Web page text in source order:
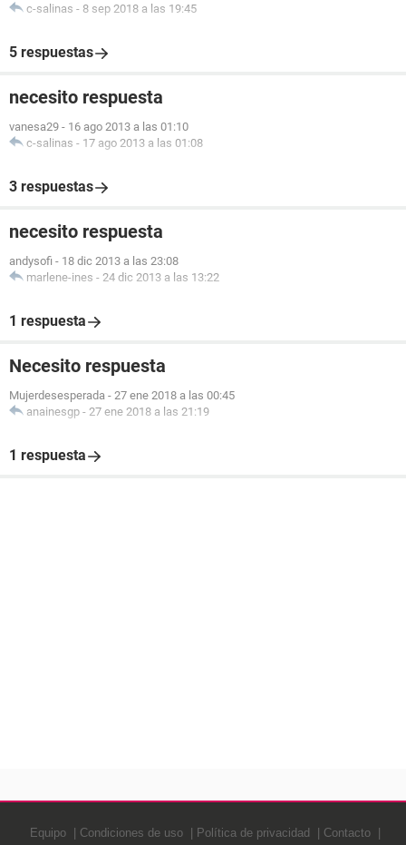
c-salinas - 8 sep 2018 a las 19:45
5 respuestas
necesito respuesta
vanesa29 - 16 ago 2013 a las 01:10
c-salinas - 17 ago 2013 a las 01:08
3 respuestas
necesito respuesta
andysofi - 18 dic 2013 a las 23:08
marlene-ines - 24 dic 2013 a las 13:22
1 respuesta
Necesito respuesta
Mujerdesesperada - 27 ene 2018 a las 00:45
anainesgp - 27 ene 2018 a las 21:19
1 respuesta
Equipo Condiciones de uso Política de privacidad Contacto